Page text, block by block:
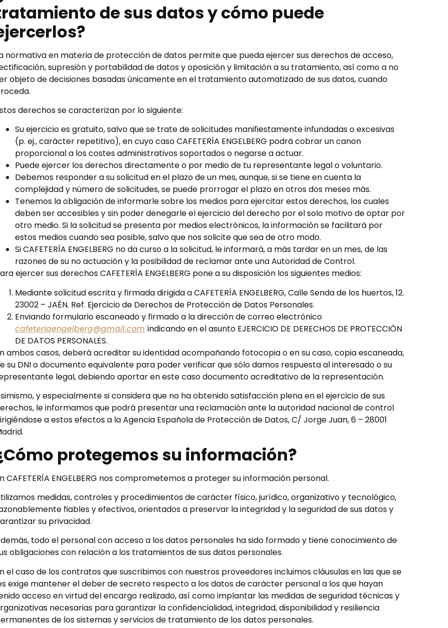
de sus datos y cómo puede
normativa en materia de protección de datos permite que pueda ejercer sus derechos de acceso,
supresión y portabilidad de datos y oposición y limitación a su tratamiento, así como a no
objeto de decisiones basadas únicamente en el tratamiento automatizado de sus datos, cuando
derechos se caracterizan por lo siguiente:
Su ejercicio es gratuito, salvo que se trate de solicitudes manifiestamente infundadas o excesivas
(p. ej., carácter repetitivo), en cuyo caso CAFETERÍA ENGELBERG podrá cobrar un canon
proporcional a los costes administrativos soportados o negarse a actuar.
Puede ejercer los derechos directamente o por medio de tu representante legal o voluntario.
Debemos responder a su solicitud en el plazo de un mes, aunque, si se tiene en cuenta la
complejidad y número de solicitudes, se puede prorrogar el plazo en otros dos meses más.
Tenemos la obligación de informarle sobre los medios para ejercitar estos derechos, los cuales
deben ser accesibles y sin poder denegarle el ejercicio del derecho por el solo motivo de optar por
otro medio. Si la solicitud se presenta por medios electrónicos, la información se facilitará por
estos medios cuando sea posible, salvo que nos solicite que sea de otro modo.
Si CAFETERÍA ENGELBERG no da curso a la solicitud, le informará, a más tardar en un mes, de las
razones de su no actuación y la posibilidad de reclamar ante una Autoridad de Control.
ejercer sus derechos CAFETERÍA ENGELBERG pone a su disposición los siguientes medios:
Mediante solicitud escrita y firmada dirigida a CAFETERÍA ENGELBERG, Calle Senda de los huertos, 12.
23002 – JAÉN. Ref. Ejercicio de Derechos de Protección de Datos Personales.
Enviando formulario escaneado y firmado a la dirección de correo electrónico
cafeteriaengelberg@gmail.com indicando en el asunto EJERCICIO DE DERECHOS DE PROTECCIÓN
DE DATOS PERSONALES.
ambos casos, deberá acreditar su identidad acompañando fotocopia o en su caso, copia escaneada,
su DNI o documento equivalente para poder verificar que sólo damos respuesta al interesado o su
legal, debiendo aportar en este caso documento acreditativo de la representación.
y especialmente si considera que no ha obtenido satisfacción plena en el ejercicio de sus
le informamos que podrá presentar una reclamación ante la autoridad nacional de control
a estos efectos a la Agencia Española de Protección de Datos, C/ Jorge Juan, 6 – 28001
protegemos su información?
CAFETERÍA ENGELBERG nos comprometemos a proteger su información personal.
medidas, controles y procedimientos de carácter físico, jurídico, organizativo y tecnológico,
fiables y efectivos, orientados a preservar la integridad y la seguridad de sus datos y
su privacidad.
todo el personal con acceso a los datos personales ha sido formado y tiene conocimiento de
obligaciones con relación a los tratamientos de sus datos personales.
el caso de los contratos que suscribimos con nuestros proveedores incluimos cláusulas en las que se
exige mantener el deber de secreto respecto a los datos de carácter personal a los que hayan
acceso en virtud del encargo realizado, así como implantar las medidas de seguridad técnicas y
necesarias para garantizar la confidencialidad, integridad, disponibilidad y resiliencia
de los sistemas y servicios de tratamiento de los datos personales.